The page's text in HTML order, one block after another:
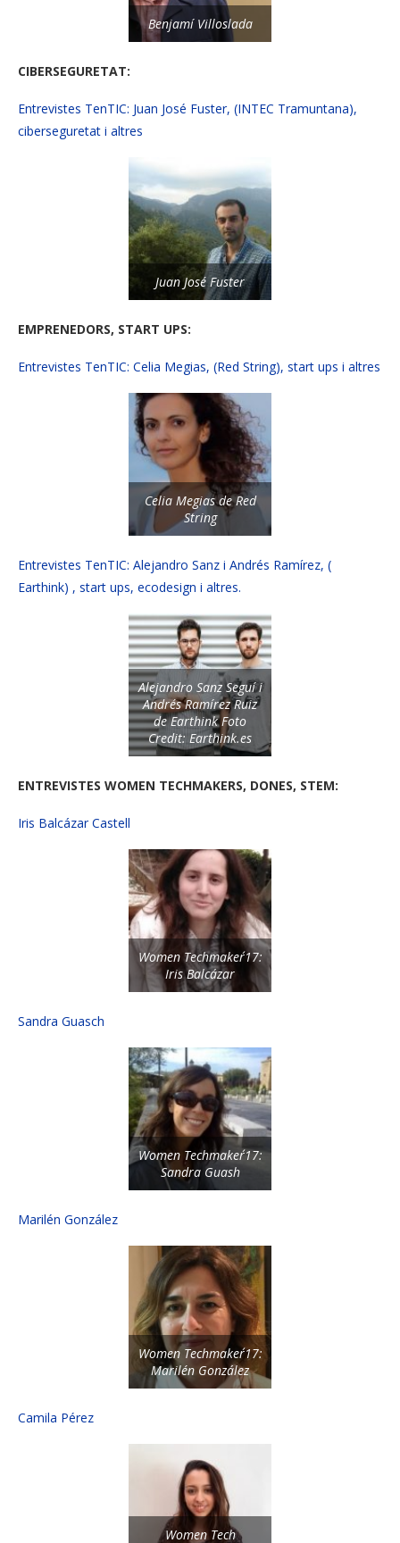
Benjamí Villoslada
CIBERSEGURETAT:
Entrevistes TenTIC: Juan José Fuster, (INTEC Tramuntana),
ciberseguretat i altres
Juan José Fuster
EMPRENEDORS, START UPS:
Entrevistes TenTIC: Celia Megias, (Red String), start ups i altres
Celia Megias de Red
String
Entrevistes TenTIC: Alejandro Sanz i Andrés Ramírez, (
Earthink) , start ups, ecodesign i altres.
Alejandro Sanz Seguí i
Andrés Ramírez Ruiz
de Earthink Foto
Credit: Earthink.es
ENTREVISTES WOMEN TECHMAKERS, DONES, STEM:
Iris Balcázar Castell
Women Techmaker´17:
Iris Balcázar
Sandra Guasch
Women Techmaker´17:
Sandra Guash
Marilén González
Women Techmaker´17:
Marilén González
Camila Pérez
Women Tech